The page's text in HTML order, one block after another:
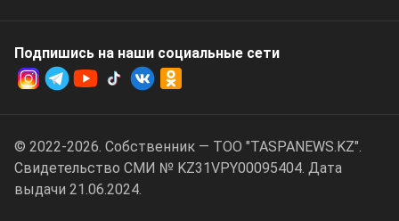
Подпишись на наши социальные cети
© 2022-2026. Собственник — ТОО "TASPANEWS.KZ".
Cвидетельство СМИ № KZ31VPY00095404. Дата
выдачи 21.06.2024.